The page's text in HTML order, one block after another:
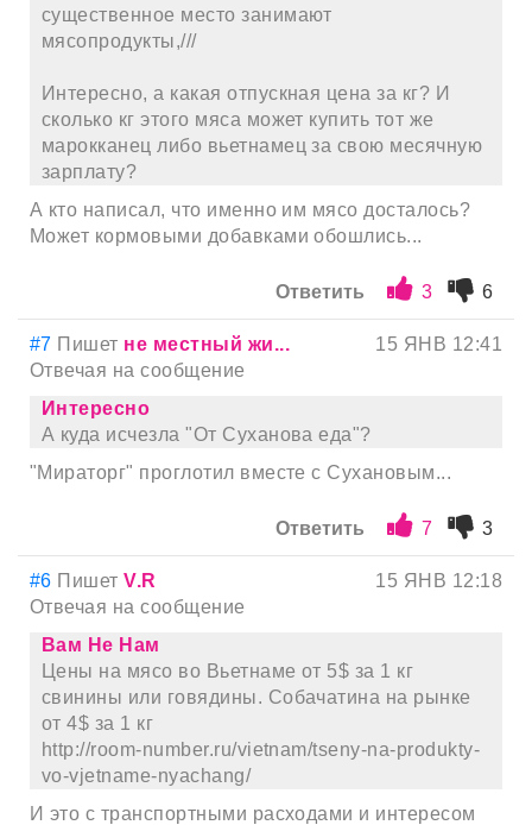
существенное место занимают
мясопродукты,///
Интересно, а какая отпускная цена за кг? И
сколько кг этого мяса может купить тот же
марокканец либо вьетнамец за свою месячную
зарплату?
А кто написал, что именно им мясо досталось?
Может кормовыми добавками обошлись...
Ответить 3 6
#7 Пишет не местный жи...
15 ЯНВ 12:41
Отвечая на сообщение
Интереснo
А куда исчезла "От Суханова еда"?
"Мираторг" проглотил вместе с Сухановым...
Ответить 7 3
#6 ПишетV.R
15 ЯНВ 12:18
Отвечая на сообщение
Вам Не Нам
Цены на мясо во Вьетнаме от 5$ за 1 кг
свинины или говядины. Собачатина на рынке
от 4$ за 1 кг
http://room-number.ru/vietnam/tseny-na-produkty-
vo-vjetname-nyachang/
И это с транспортными расходами и интересом